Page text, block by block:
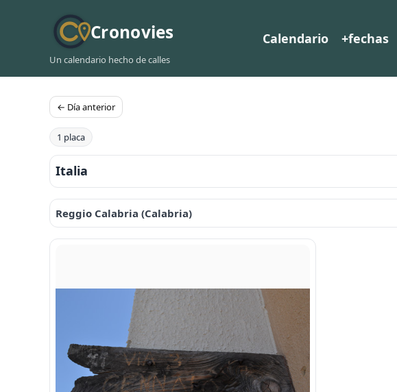
Cronovies
Un calendario hecho de calles
Calendario +fechas
← Día anterior
1 placa
Italia
Reggio Calabria (Calabria)